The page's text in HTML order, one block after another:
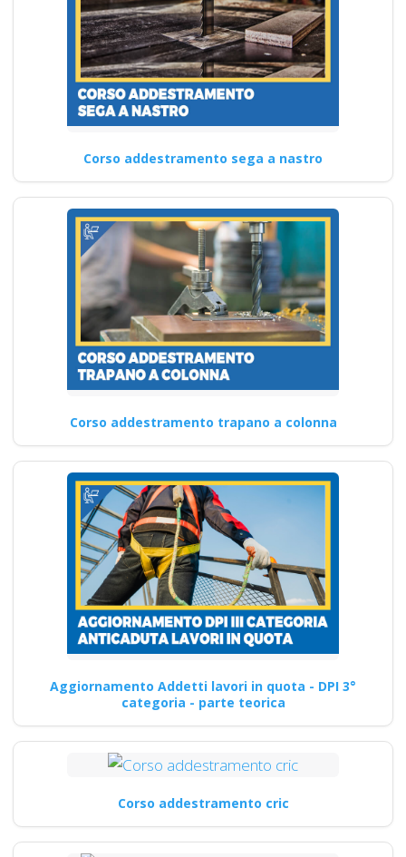
Corso addestramento sega a nastro
Corso addestramento trapano a colonna
Aggiornamento Addetti lavori in quota - DPI 3°
categoria - parte teorica
Corso addestramento cric